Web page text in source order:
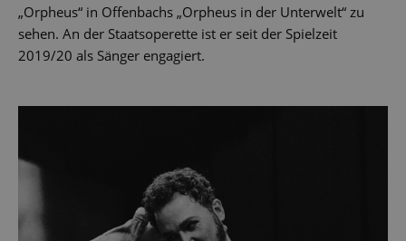
„Orpheus“ in Offenbachs „Orpheus in der Unterwelt“ zu
sehen. An der Staatsoperette ist er seit der Spielzeit
2019/20 als Sänger engagiert.